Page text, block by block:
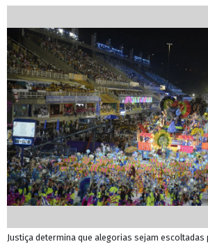
Justiça determina que alegorias sejam escoltadas